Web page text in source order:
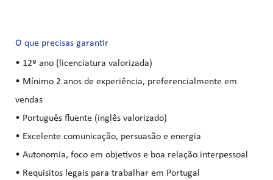
O que precisas garantir
• 12º ano (licenciatura valorizada)
• Mínimo 2 anos de experiência, preferencialmente em
vendas
• Português fluente (inglês valorizado)
• Excelente comunicação, persuasão e energia
• Autonomia, foco em objetivos e boa relação interpessoal
• Requisitos legais para trabalhar em Portugal